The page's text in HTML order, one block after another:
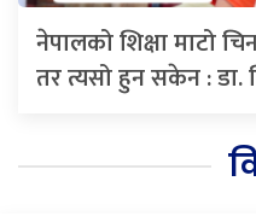
नेपालको शिक्षा माटो
तर त्यसो हुन सकेन : डा.